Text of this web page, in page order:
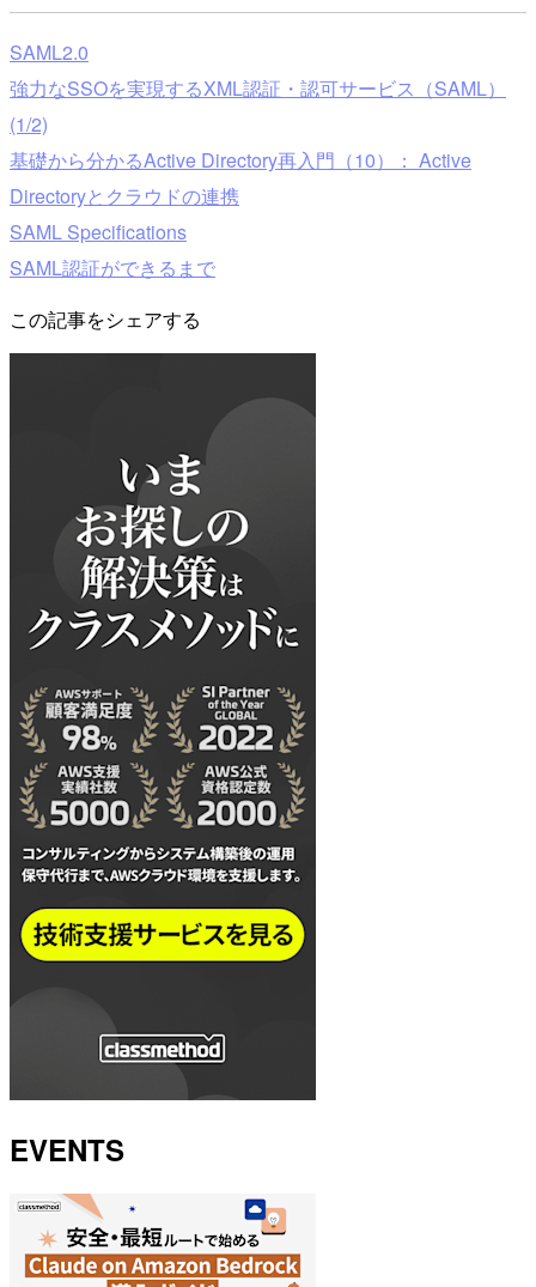
SAML2.0
強力なSSOを実現するXML認証・認可サービス（SAML）
(1/2)
基礎から分かるActive Directory再入門（10）： Active
Directoryとクラウドの連携
SAML Specifications
SAML認証ができるまで
この記事をシェアする
EVENTS